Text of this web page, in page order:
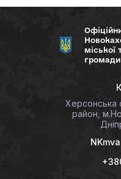
міської
громади
Херсонська
район,